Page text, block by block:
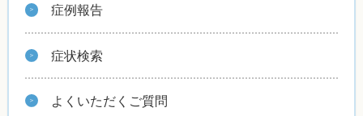
症例報告
症状検索
よくいただくご質問